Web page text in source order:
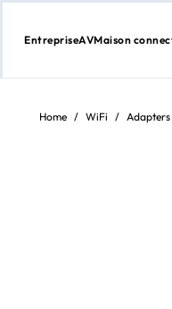
Aller
contenu
EntrepriseAVMaison
Home / WiFi / Adapters